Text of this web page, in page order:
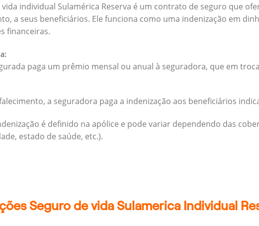
vida individual Sulamérica Reserva é um contrato de seguro que
a seus beneficiários. Ele funciona como uma indenização em
financeiras.
paga um prêmio mensal ou anual à seguradora, que em
a seguradora paga a indenização aos beneficiários
é definido na apólice e pode variar dependendo das
estado de saúde, etc.).
Seguro de vida Sulamerica Individual